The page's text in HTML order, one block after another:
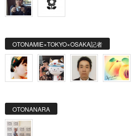
OTONAMIE×TOKYO×OSAKA記者
OTONANARA